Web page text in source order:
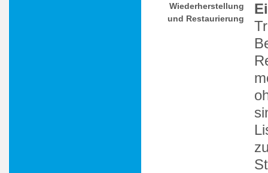
Wiederherstellung
und Restaurierung